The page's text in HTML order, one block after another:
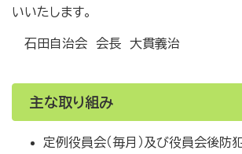
いいたします。
石田自治会 会長 大貫義治
主な取り組み
定例役員会（毎月）及び役員会後防